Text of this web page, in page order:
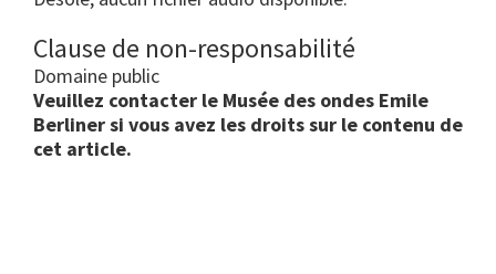
Clause de non-responsabilité
Domaine public
Veuillez contacter le Musée des ondes Emile
Berliner si vous avez les droits sur le contenu de
cet article.